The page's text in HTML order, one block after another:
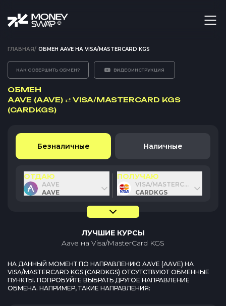
ГЛАВНАЯ/ ОБМЕН AAVE НА VISA/MASTERCARD KGS
КАК СОВЕРШИТЬ ОБМЕН? ВИДЕОИНСТРУКЦИЯ
ОБМЕН
AAVE (AAVE) ⇄ VISA/MASTERCARD KGS
(CARDKGS)
Безналичные Наличные
ОТДАЮ
AAVE
AAVE
ПОЛУЧАЮ
VISA/MASTERCARD KGS
CARDKGS
ЛУЧШИЕ КУРСЫ
Aave на Visa/MasterCard KGS
НА ДАННЫЙ МОМЕНТ ПО НАПРАВЛЕНИЮ AAVE (AAVE) НА
VISA/MASTERCARD KGS (CARDKGS) ОТСУТСТВУЮТ ОБМЕННЫЕ
ПУНКТЫ. ПОПРОБУЙТЕ ВЫБРАТЬ ДРУГОЕ НАПРАВЛЕНИЕ
ОБМЕНА. НАПРИМЕР, ТАКИЕ НАПРАВЛЕНИЯ: